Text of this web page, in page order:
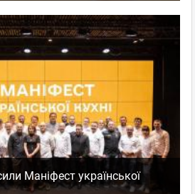
Маніфест української